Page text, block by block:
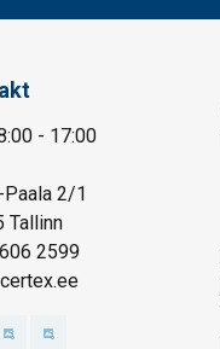
- 17:00
2/1
Tallinn
2599